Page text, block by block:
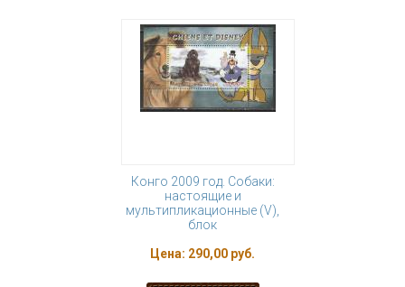
Конго 2009 год. Собаки:
настоящие и
мультипликационные (V),
блок
Цена: 290,00 руб.